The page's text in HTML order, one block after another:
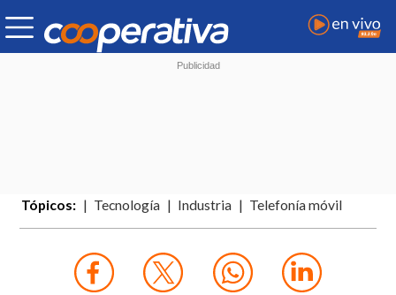
Tópicos: Tecnología Industria Telefonía móvil